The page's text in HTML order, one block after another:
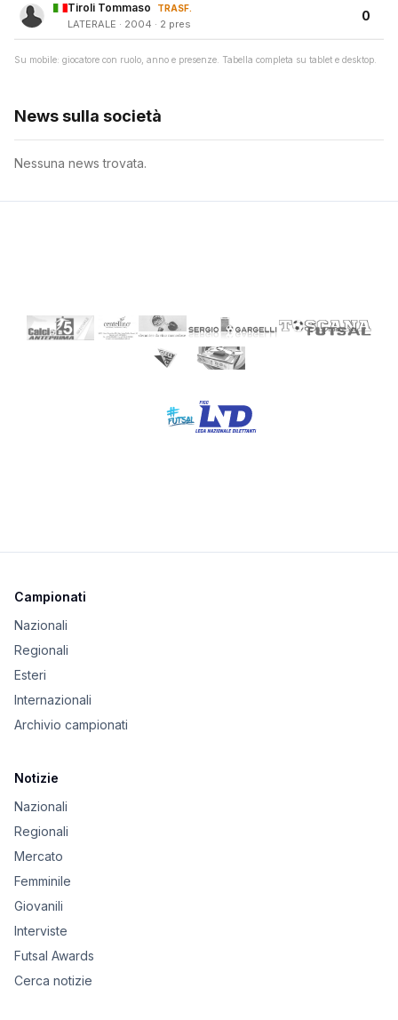
Tiroli Tommaso TRASF.
LATERALE · 2004 · 2 pres
0
Su mobile: giocatore con ruolo, anno e presenze. Tabella completa su tablet e desktop.
News sulla società
Nessuna news trovata.
Campionati
Nazionali
Regionali
Esteri
Internazionali
Archivio campionati
Notizie
Nazionali
Regionali
Mercato
Femminile
Giovanili
Interviste
Futsal Awards
Cerca notizie